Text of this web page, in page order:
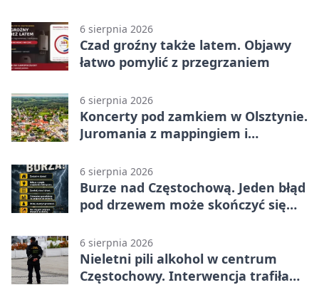
6 sierpnia 2026
Czad groźny także latem. Objawy
łatwo pomylić z przegrzaniem
6 sierpnia 2026
Koncerty pod zamkiem w Olsztynie.
Juromania z mappingiem i
6 sierpnia 2026
Burze nad Częstochową. Jeden błąd
pod drzewem może skończyć się
6 sierpnia 2026
Nieletni pili alkohol w centrum
Częstochowy. Interwencja trafiła